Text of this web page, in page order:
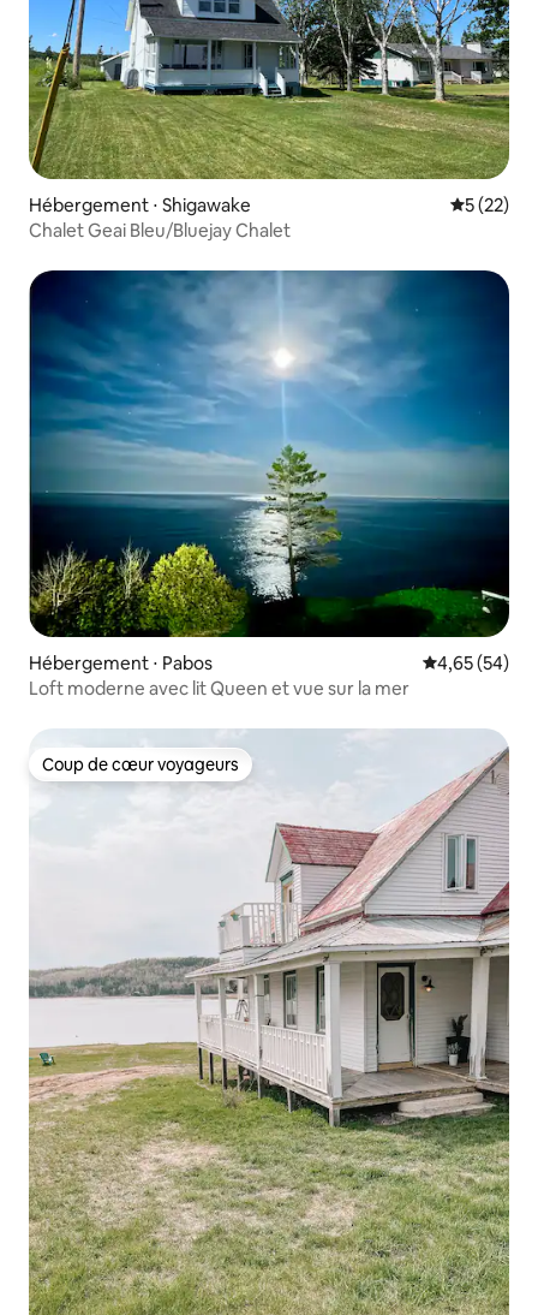
Hébergement ⋅ Shigawake
5 (22)
Chalet Geai Bleu/Bluejay Chalet
Hébergement ⋅ Pabos Évaluation
4,65 (54)
Loft moderne avec lit Queen et vue sur la mer
Coup de cœur voyageurs
Coup de cœur voyageurs